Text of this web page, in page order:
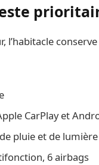
CarPlay et
pluie et de lumière
6 airbags